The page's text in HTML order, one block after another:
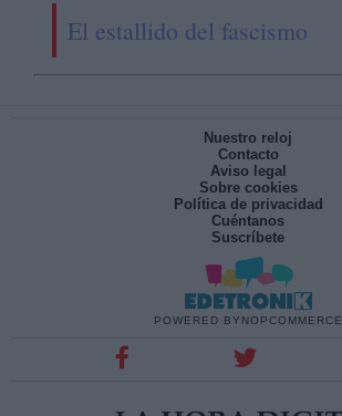
El estallido del fascismo
Nuestro reloj
Contacto
Aviso legal
Sobre cookies
Política de privacidad
Cuéntanos
Suscríbete
POWERED BY NOPCOMMERCE